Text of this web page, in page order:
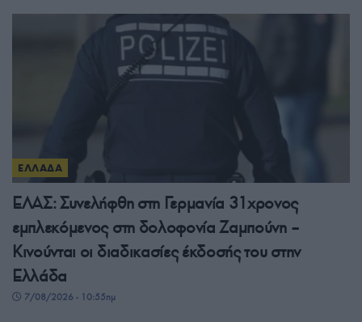
ΕΛΛΑΔΑ
ΕΛΑΣ: Συνελήφθη στη Γερμανία 31χρονος
εμπλεκόμενος στη δολοφονία Ζαμπούνη –
Κινούνται οι διαδικασίες έκδοσής του στην
Ελλάδα
7/08/2026 - 10:55πμ